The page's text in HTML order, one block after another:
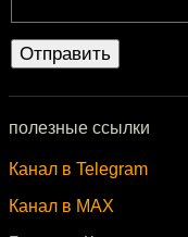
полезные ссылки
Канал в Telegram
Канал в MAX